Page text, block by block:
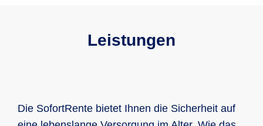
Leistungen
Die SofortRente bietet Ihnen die Sicherheit auf